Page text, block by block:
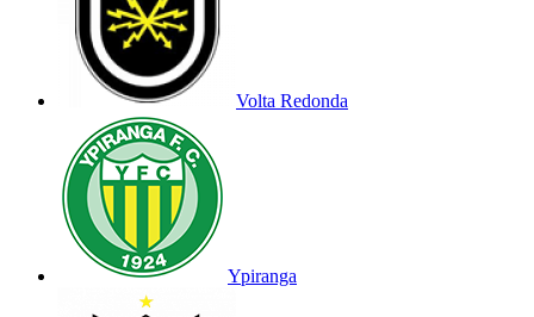
Volta Redonda
Ypiranga